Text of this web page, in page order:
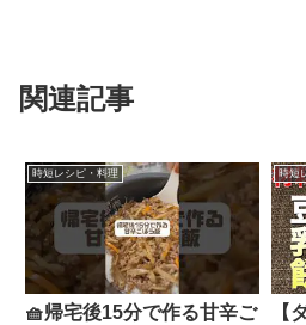
関連記事
時短レシピ・料理
🧺帰宅後15分で作る甘辛ご
時短
【